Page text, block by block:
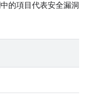
的項目代表安全漏洞